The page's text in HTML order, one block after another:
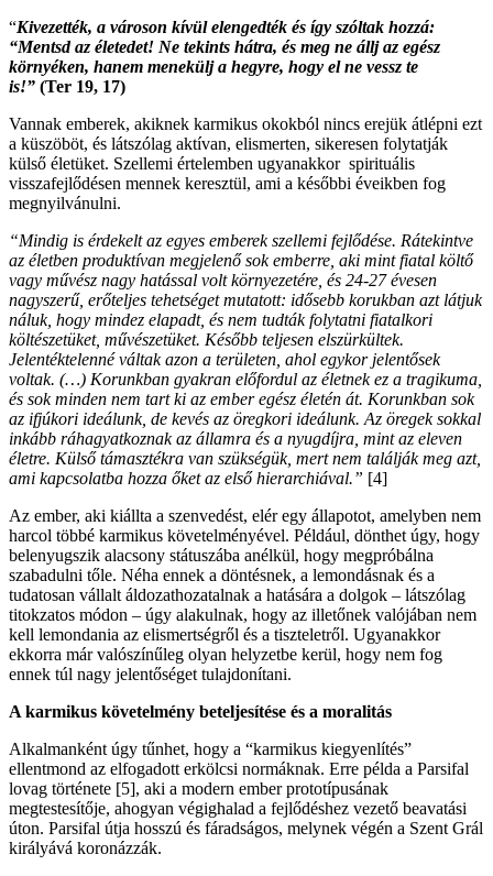
“Kivezették, a városon kívül elengedték és így szóltak hozzá:
“Mentsd az életedet! Ne tekints hátra, és meg ne állj az egész
környéken, hanem menekülj a hegyre, hogy el ne vessz te
is!” (Ter 19, 17)
Vannak emberek, akiknek karmikus okokból nincs erejük átlépni ezt
a küszöböt, és látszólag aktívan, elismerten, sikeresen folytatják
külső életüket. Szellemi értelemben ugyanakkor spirituális
visszafejlődésen mennek keresztül, ami a későbbi éveikben fog
megnyilvánulni.
“Mindig is érdekelt az egyes emberek szellemi fejlődése. Rátekintve
az életben produktívan megjelenő sok emberre, aki mint fiatal költő
vagy művész nagy hatással volt környezetére, és 24-27 évesen
nagyszerű, erőteljes tehetséget mutatott: idősebb korukban azt látjuk
náluk, hogy mindez elapadt, és nem tudták folytatni fiatalkori
költészetüket, művészetüket. Később teljesen elszürkültek.
Jelentéktelenné váltak azon a területen, ahol egykor jelentősek
voltak. (…) Korunkban gyakran előfordul az életnek ez a tragikuma,
és sok minden nem tart ki az ember egész életén át. Korunkban sok
az ifjúkori ideálunk, de kevés az öregkori ideálunk. Az öregek sokkal
inkább ráhagyatkoznak az államra és a nyugdíjra, mint az eleven
életre. Külső támasztékra van szükségük, mert nem találják meg azt,
ami kapcsolatba hozza őket az első hierarchiával.” [4]
Az ember, aki kiállta a szenvedést, elér egy állapotot, amelyben nem
harcol többé karmikus követelményével. Például, dönthet úgy, hogy
belenyugszik alacsony státuszába anélkül, hogy megpróbálna
szabadulni tőle. Néha ennek a döntésnek, a lemondásnak és a
tudatosan vállalt áldozathozatalnak a hatására a dolgok – látszólag
titokzatos módon – úgy alakulnak, hogy az illetőnek valójában nem
kell lemondania az elismertségről és a tiszteletről. Ugyanakkor
ekkorra már valószínűleg olyan helyzetbe kerül, hogy nem fog
ennek túl nagy jelentőséget tulajdonítani.
A karmikus követelmény beteljesítése és a moralitás
Alkalmanként úgy tűnhet, hogy a “karmikus kiegyenlítés”
ellentmond az elfogadott erkölcsi normáknak. Erre példa a Parsifal
lovag története [5], aki a modern ember prototípusának
megtestesítője, ahogyan végighalad a fejlődéshez vezető beavatási
úton. Parsifal útja hosszú és fáradságos, melynek végén a Szent Grál
királyává koronázzák.